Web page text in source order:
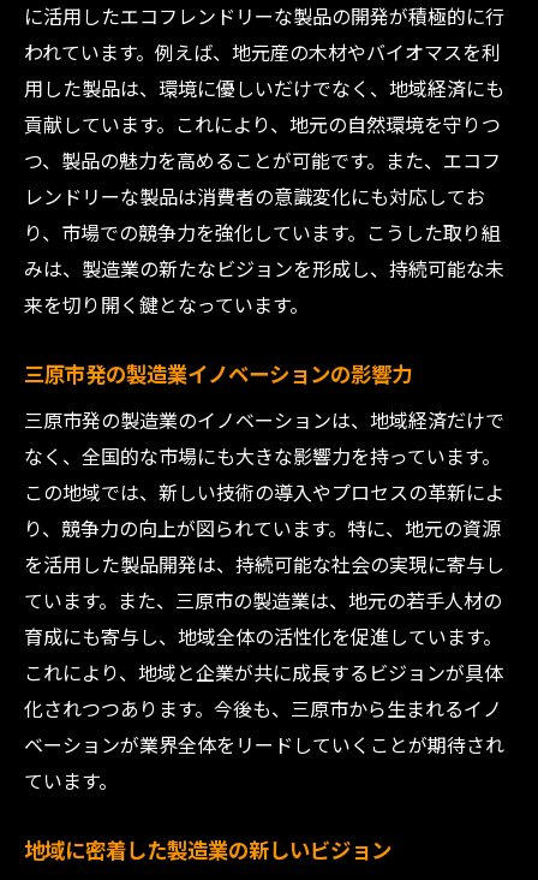
に活用したエコフレンドリーな製品の開発が積極的に行
われています。例えば、地元産の木材やバイオマスを利
用した製品は、環境に優しいだけでなく、地域経済にも
貢献しています。これにより、地元の自然環境を守りつ
つ、製品の魅力を高めることが可能です。また、エコフ
レンドリーな製品は消費者の意識変化にも対応してお
り、市場での競争力を強化しています。こうした取り組
みは、製造業の新たなビジョンを形成し、持続可能な未
来を切り開く鍵となっています。
三原市発の製造業イノベーションの影響力
三原市発の製造業のイノベーションは、地域経済だけで
なく、全国的な市場にも大きな影響力を持っています。
この地域では、新しい技術の導入やプロセスの革新によ
り、競争力の向上が図られています。特に、地元の資源
を活用した製品開発は、持続可能な社会の実現に寄与し
ています。また、三原市の製造業は、地元の若手人材の
育成にも寄与し、地域全体の活性化を促進しています。
これにより、地域と企業が共に成長するビジョンが具体
化されつつあります。今後も、三原市から生まれるイノ
ベーションが業界全体をリードしていくことが期待され
ています。
地域に密着した製造業の新しいビジョン